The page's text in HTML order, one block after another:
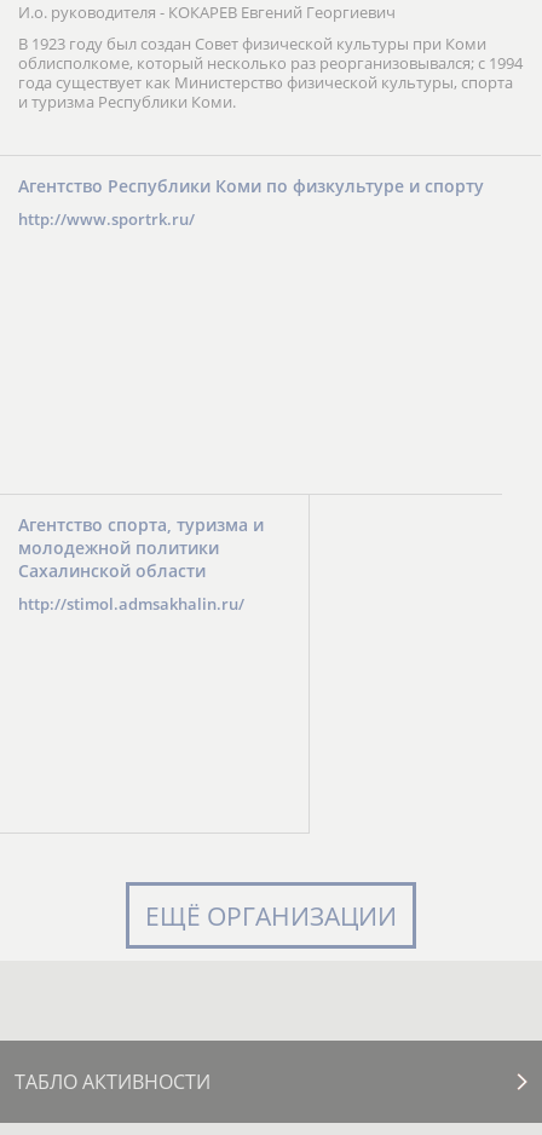
И.о. руководителя - КОКАРЕВ Евгений Георгиевич
В 1923 году был создан Совет физической культуры при Коми
облисполкоме, который несколько раз реорганизовывался; с 1994
года существует как Министерство физической культуры, спорта
и туризма Республики Коми.
Агентство Республики Коми по физкультуре и спорту
http://www.sportrk.ru/
Агентство спорта, туризма и
молодежной политики
Сахалинской области
http://stimol.admsakhalin.ru/
ЕЩЁ ОРГАНИЗАЦИИ
ТАБЛО АКТИВНОСТИ